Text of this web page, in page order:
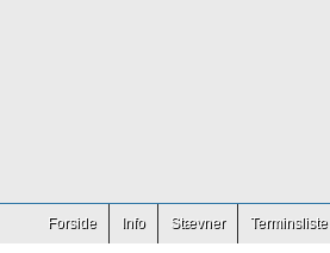
Forside Info Stævner Terminsliste